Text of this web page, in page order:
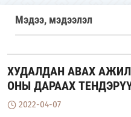
Мэдээ, мэдээлэл
ХУДАЛДАН АВАХ
ОНЫ ДАРААХ
2022-04-07